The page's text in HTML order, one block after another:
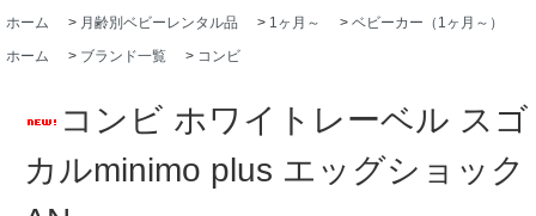
ホーム
> 月齢別ベビーレンタル品 > 1ヶ月～ > ベビーカー（1ヶ月～）
ホーム
> ブランド一覧 > コンビ
コンビ ホワイトレーベル スゴ
カルminimo plus エッグショック